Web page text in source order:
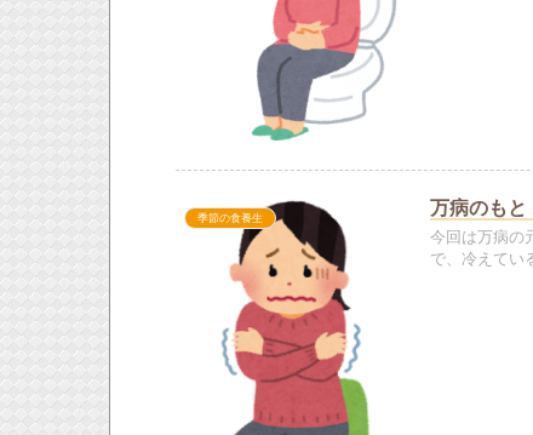
季節の食養生 万病のもと
今回は万病の
で、冷えてい